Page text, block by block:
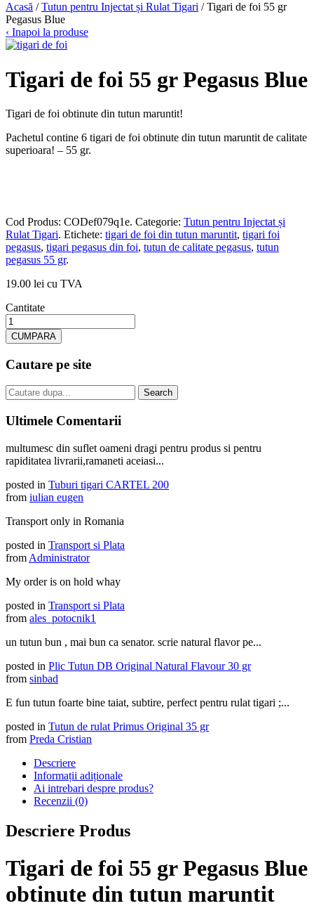
Acasă /Tutun pentru Injectat și Rulat Tigari / Tigari de foi 55 gr
Pegasus Blue
‹ Inapoi la produse
Tigari de foi 55 gr Pegasus Blue
Tigari de foi obtinute din tutun maruntit!
Pachetul contine 6 tigari de foi obtinute din tutun maruntit de calitate
superioara! – 55 gr.
Cod Produs: CODef079q1e. Categorie: Tutun pentru Injectat și
Rulat Tigari. Etichete: tigari de foi din tutun maruntit, tigari foi
pegasus, tigari pegasus din foi, tutun de calitate pegasus, tutun
pegasus 55 gr.
19.00 lei cu TVA
Cantitate
CUMPARA
Cautare pe site
Ultimele Comentarii
multumesc din suflet oameni dragi pentru produs si pentru
rapiditatea livrarii,ramaneti aceiasi...
posted in Tuburi tigari CARTEL 200
from iulian eugen
Transport only in Romania
posted in Transport si Plata
from Administrator
My order is on hold whay
posted in Transport si Plata
from ales_potocnik1
un tutun bun , mai bun ca senator. scrie natural flavor pe...
posted in Plic Tutun DB Original Natural Flavour 30 gr
from sinbad
E fun tutun foarte bine taiat, subtire, perfect pentru rulat tigari ;...
posted in Tutun de rulat Primus Original 35 gr
from Preda Cristian
Descriere
Informații adiționale
Ai intrebari despre produs?
Recenzii (0)
Descriere Produs
Tigari de foi 55 gr Pegasus Blue
obtinute din tutun maruntit